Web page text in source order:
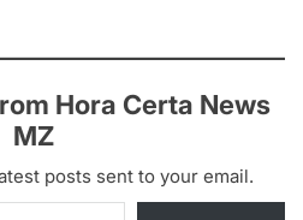
Hora Certa News
MZ
posts sent to your email.